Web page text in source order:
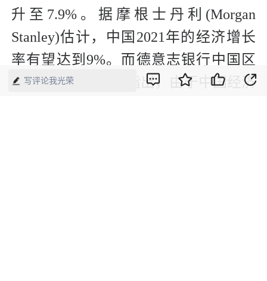
升至7.9%。据摩根士丹利(Morgan
Stanley)估计，中国2021年的经济增长
率有望达到9%。而德意志银行中国区
首席经济学家熊奕指出，由于中国经济
写评论我光荣